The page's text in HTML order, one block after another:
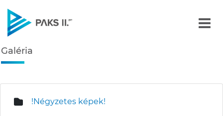
Navigáció
Galéria - Képgalériák
Galéria
!Négyzetes képek!